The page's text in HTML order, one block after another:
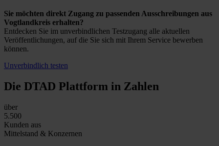
Sie möchten direkt Zugang zu passenden Ausschreibungen aus
Vogtlandkreis erhalten?
Entdecken Sie im unverbindlichen Testzugang alle aktuellen
Veröffentlichungen, auf die Sie sich mit Ihrem Service bewerben
können.
Unverbindlich testen
Die DTAD Plattform in Zahlen
über
5.500
Kunden aus
Mittelstand & Konzernen